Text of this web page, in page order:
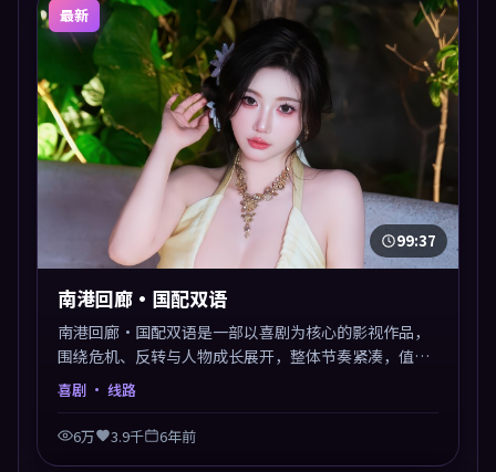
最新
99:37
南港回廊·国配双语
南港回廊·国配双语是一部以喜剧为核心的影视作品，
围绕危机、反转与人物成长展开，整体节奏紧凑，值得
推荐观看。
喜剧 · 线路
6万 3.9千 6年前